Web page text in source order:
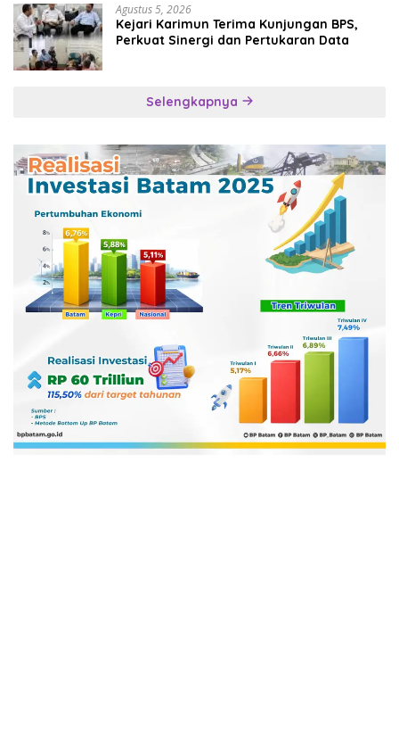
Agustus 5, 2026
Kejari Karimun Terima Kunjungan BPS,
Perkuat Sinergi dan Pertukaran Data
Selengkapnya